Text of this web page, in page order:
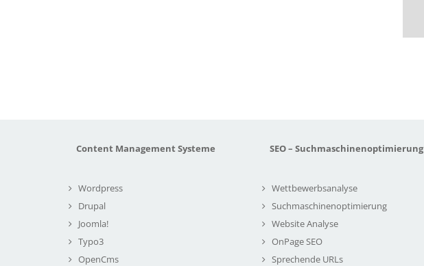
Content Management Systeme
Wordpress
Drupal
Joomla!
Typo3
OpenCms
SEO – Suchmaschinenoptimierung
Wettbewerbsanalyse
Suchmaschinenoptimierung
Website Analyse
OnPage SEO
Sprechende URLs